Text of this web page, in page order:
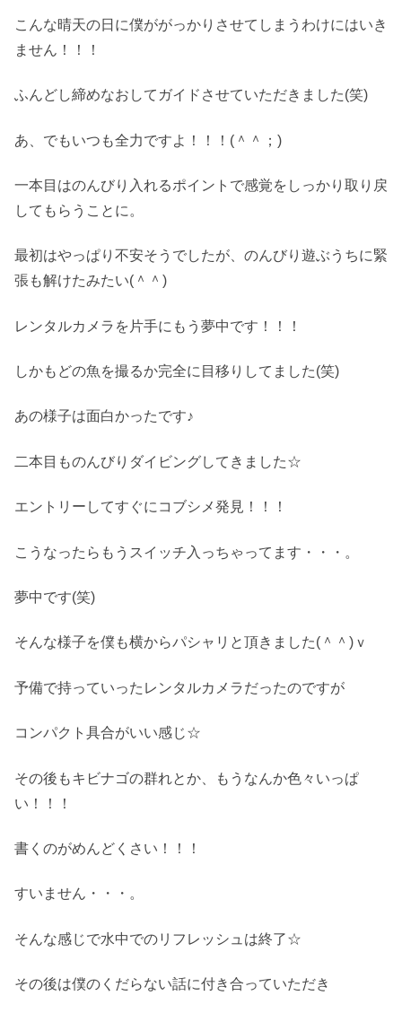
こんな晴天の日に僕ががっかりさせてしまうわけにはいき
ません！！！
ふんどし締めなおしてガイドさせていただきました(笑)
あ、でもいつも全力ですよ！！！(＾＾；)
一本目はのんびり入れるポイントで感覚をしっかり取り戻
してもらうことに。
最初はやっぱり不安そうでしたが、のんびり遊ぶうちに緊
張も解けたみたい(＾＾)
レンタルカメラを片手にもう夢中です！！！
しかもどの魚を撮るか完全に目移りしてました(笑)
あの様子は面白かったです♪
二本目ものんびりダイビングしてきました☆
エントリーしてすぐにコブシメ発見！！！
こうなったらもうスイッチ入っちゃってます・・・。
夢中です(笑)
そんな様子を僕も横からパシャリと頂きました(＾＾)ｖ
予備で持っていったレンタルカメラだったのですが
コンパクト具合がいい感じ☆
その後もキビナゴの群れとか、もうなんか色々いっぱ
い！！！
書くのがめんどくさい！！！
すいません・・・。
そんな感じで水中でのリフレッシュは終了☆
その後は僕のくだらない話に付き合っていただき